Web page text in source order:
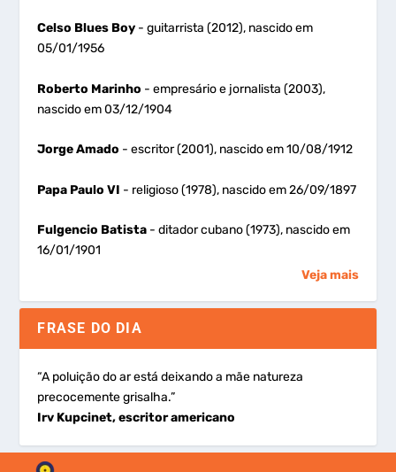
Celso Blues Boy - guitarrista (2012), nascido em
05/01/1956
Roberto Marinho - empresário e jornalista (2003),
nascido em 03/12/1904
Jorge Amado - escritor (2001), nascido em 10/08/1912
Papa Paulo VI - religioso (1978), nascido em 26/09/1897
Fulgencio Batista - ditador cubano (1973), nascido em
16/01/1901
Veja mais
FRASE DO DIA
“A poluição do ar está deixando a mãe natureza
precocemente grisalha.”
Irv Kupcinet, escritor americano